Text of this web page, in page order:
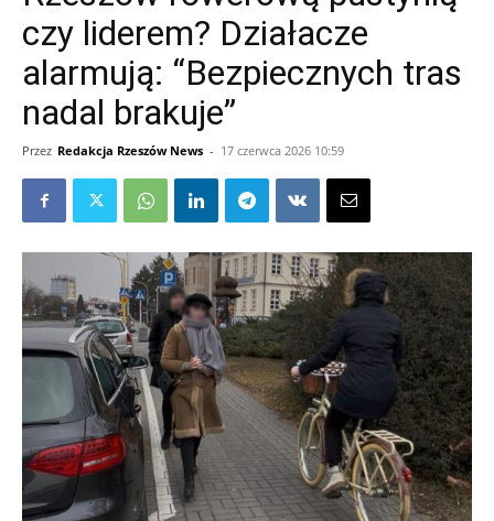
czy liderem? Działacze
alarmują: “Bezpiecznych tras
nadal brakuje”
Przez Redakcja Rzeszów News - 17 czerwca 2026 10:59